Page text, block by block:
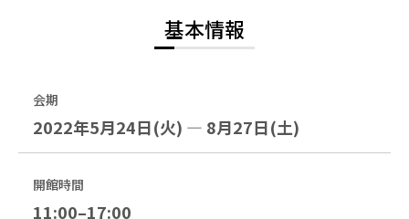
基本情報
会期
2022年5月24日(火) — 8月27日(土)
開館時間
11:00–17:00